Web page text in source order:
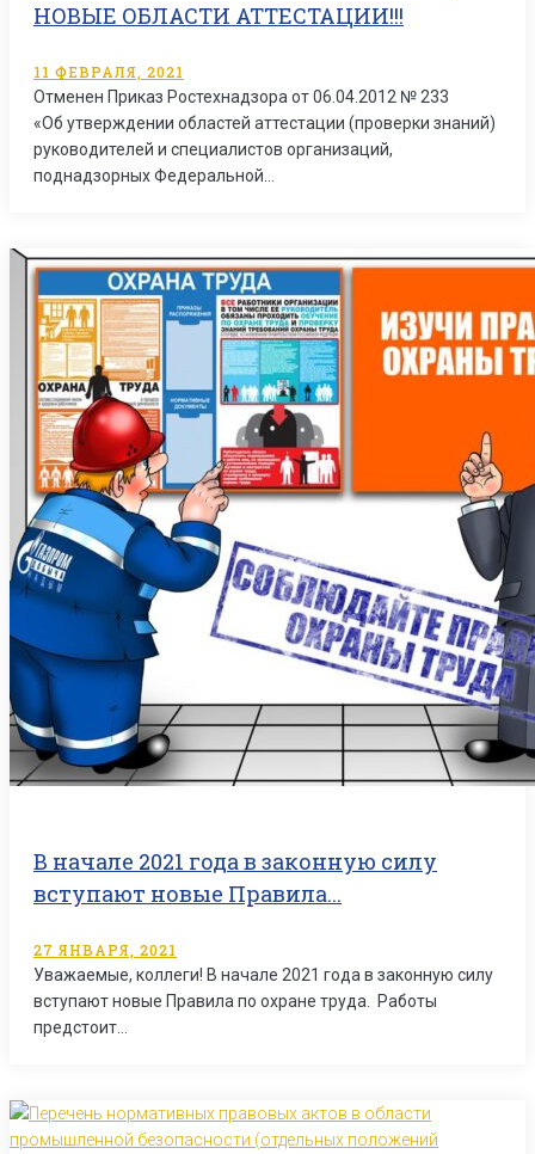
НОВЫЕ ОБЛАСТИ АТТЕСТАЦИИ!!!
11 ФЕВРАЛЯ, 2021
Отменен Приказ Ростехнадзора от 06.04.2012 № 233
«Об утверждении областей аттестации (проверки знаний)
руководителей и специалистов организаций,
поднадзорных Федеральной…
В начале 2021 года в законную силу
вступают новые Правила...
27 ЯНВАРЯ, 2021
Уважаемые, коллеги! В начале 2021 года в законную силу
вступают новые Правила по охране труда. Работы
предстоит…